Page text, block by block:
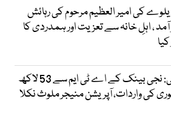
کی امیر العظیم مرحوم کی رہائش
آمد ، اہلِ خانہ سے تعزیت اور ہمدردی کا
کراچی: نجی بینک کے اے ٹی ایم سے 53 لاکھ
کی واردات، آپریشن منیجر ملوث نکلا